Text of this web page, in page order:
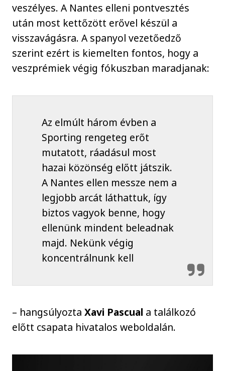
veszélyes. A Nantes elleni pontvesztés
után most kettőzött erővel készül a
visszavágásra. A spanyol vezetőedző
szerint ezért is kiemelten fontos, hogy a
veszprémiek végig fókuszban maradjanak:
Az elmúlt három évben a
Sporting rengeteg erőt
mutatott, ráadásul most
hazai közönség előtt játszik.
A Nantes ellen messze nem a
legjobb arcát láthattuk, így
biztos vagyok benne, hogy
ellenünk mindent beleadnak
majd. Nekünk végig
koncentrálnunk kell
– hangsúlyozta Xavi Pascual a találkozó
előtt csapata hivatalos weboldalán.